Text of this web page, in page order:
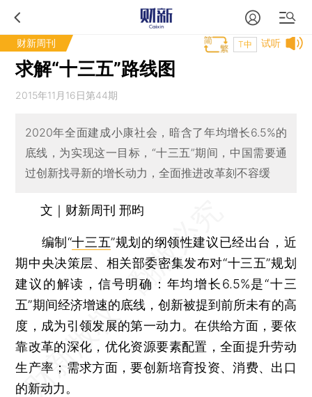
财新周刊 试听
T中
求解“十三五”路线图
2015年11月16日第44期
2020年全面建成小康社会，暗含了年均增长6.5%的
底线，为实现这一目标，“十三五”期间，中国需要通
过创新找寻新的增长动力，全面推进改革刻不容缓
文｜财新周刊 邢昀
编制“十三五”规划的纲领性建议已经出台，近
期中央决策层、相关部委密集发布对“十三五”规划
建议的解读，信号明确：年均增长6.5%是“十三
五”期间经济增速的底线，创新被提到前所未有的高
度，成为引领发展的第一动力。在供给方面，要依
靠改革的深化，优化资源要素配置，全面提升劳动
生产率；需求方面，要创新培育投资、消费、出口
的新动力。